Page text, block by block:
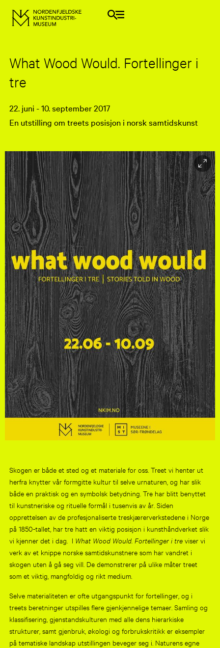
What Wood Would. Fortellinger i
tre
22. juni - 10. september 2017
En utstilling om treets posisjon i norsk samtidskunst
Skogen er både et sted og et materiale for oss. Treet vi henter ut
herfra knytter vår formgitte kultur til selve urnaturen, og har slik
både en praktisk og en symbolsk betydning. Tre har blitt benyttet
til kunstneriske og rituelle formål i tusenvis av år. Siden
opprettelsen av de profesjonaliserte treskjærerverkstedene i Norge
på 1850-tallet, har tre hatt en viktig posisjon i kunsthåndverket slik
vi kjenner det i dag. I What Wood Would. Fortellinger i tre viser vi
verk av et knippe norske samtidskunstnere som har vandret i
skogen uten å gå seg vill. De demonstrerer på ulike måter treet
som et viktig, mangfoldig og rikt medium.
Selve materialiteten er ofte utgangspunkt for fortellinger, og i
treets beretninger utspilles flere gjenkjennelige temaer. Samling og
klassifisering, gjenstandskulturen med alle dens hierarkiske
strukturer, samt gjenbruk, økologi og forbrukskritikk er eksempler
på tematiske landskap utstillingen beveger seg i. Naturens egne